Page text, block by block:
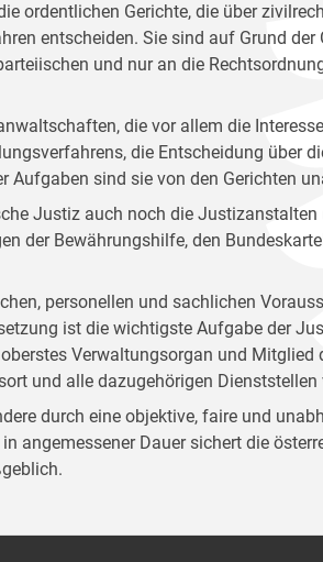
ordentlichen Gerichte, die über
entscheiden. Sie sind auf Grund
und nur an die
die vor allem die
die Entscheidung über
Aufgaben sind sie von den Gerichten
Justiz auch noch die
der Bewährungshilfe, den
personellen und sachlichen
ist die wichtigste Aufgabe der
Verwaltungsorgan und Mitglied
und alle dazugehörigen
durch eine objektive, faire und
angemessener Dauer sichert die